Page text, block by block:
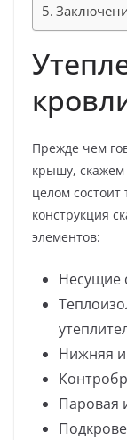
Прежде чем
крышу, скажем
целом
конструкция
элементов:
Несущие
Нижняя
Паровая